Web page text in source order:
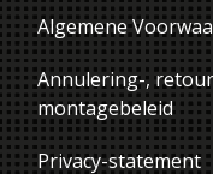
Algemene
Annulering-,
montagebeleid
Privacy-statement